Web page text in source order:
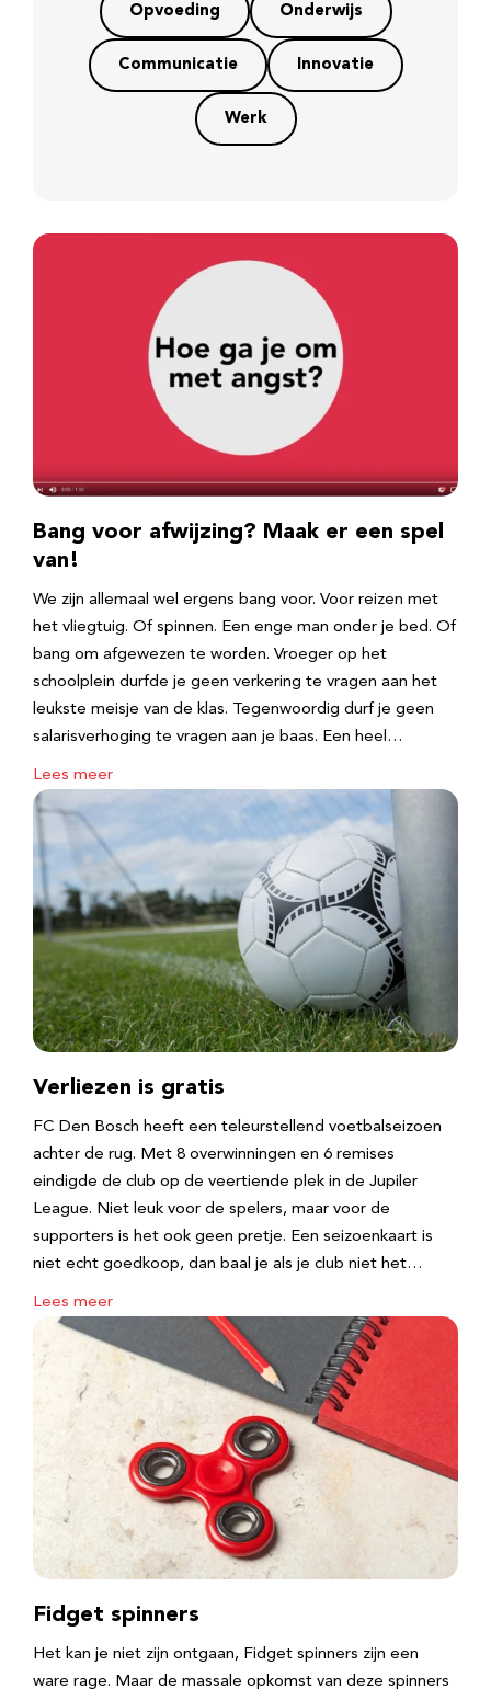
Opvoeding Onderwijs
Communicatie Innovatie
Werk
Bang voor afwijzing? Maak er een spel
van!
We zijn allemaal wel ergens bang voor. Voor reizen met
het vliegtuig. Of spinnen. Een enge man onder je bed. Of
bang om afgewezen te worden. Vroeger op het
schoolplein durfde je geen verkering te vragen aan het
leukste meisje van de klas. Tegenwoordig durf je geen
salarisverhoging te vragen aan je baas. Een heel…
Lees meer
Verliezen is gratis
FC Den Bosch heeft een teleurstellend voetbalseizoen
achter de rug. Met 8 overwinningen en 6 remises
eindigde de club op de veertiende plek in de Jupiler
League. Niet leuk voor de spelers, maar voor de
supporters is het ook geen pretje. Een seizoenkaart is
niet echt goedkoop, dan baal je als je club niet het…
Lees meer
Fidget spinners
Het kan je niet zijn ontgaan, Fidget spinners zijn een
ware rage. Maar de massale opkomst van deze spinners